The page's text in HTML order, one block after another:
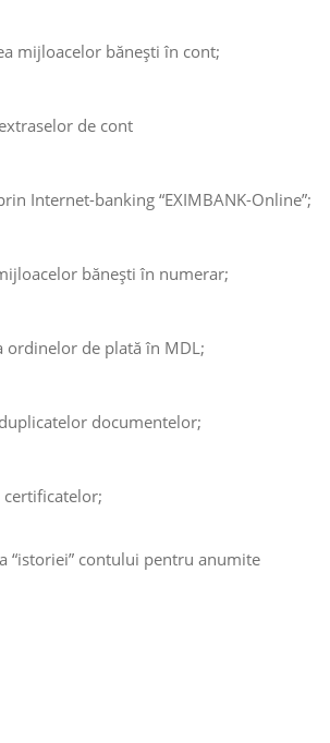
mijloacelor băneşti în cont;
de cont
Internet-banking “EXIMBANK-Online”;
băneşti în numerar;
ordinelor de plată în MDL;
documentelor;
certificatelor;
“istoriei” contului pentru anumite